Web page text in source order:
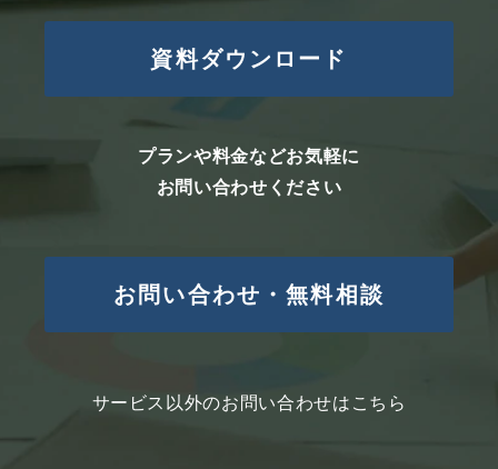
資料ダウンロード
プランや料金などお気軽に
お問い合わせください
お問い合わせ・無料相談
サービス以外のお問い合わせはこちら